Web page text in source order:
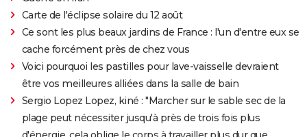
Carte de l'éclipse solaire du 12 août
Ce sont les plus beaux jardins de France : l'un d'entre eux se
cache forcément près de chez vous
Voici pourquoi les pastilles pour lave-vaisselle devraient
être vos meilleures alliées dans la salle de bain
Sergio Lopez Lopez, kiné : "Marcher sur le sable sec de la
plage peut nécessiter jusqu'à près de trois fois plus